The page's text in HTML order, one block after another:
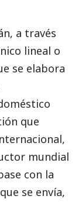
a través
lineal o
se elabora
que
mundial
con la
se envía,